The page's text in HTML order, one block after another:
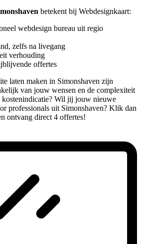
betekent bij Webdesignkaart:
webdesign bureau uit regio
zelfs na livegang
verhouding
offertes
laten maken in Simonshaven zijn
van jouw wensen en de complexiteit
Wil jij jouw nieuwe
professionals uit Simonshaven? Klik dan
ontvang direct 4 offertes!